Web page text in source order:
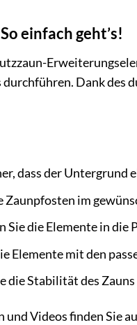
einfach geht’s!
Dank des
dass der Untergrund
Zaunpfosten im
Sie die Elemente in die
Elemente mit den
die Stabilität des
Videos finden Sie